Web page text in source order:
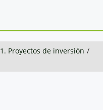
1. Proyectos de inversión /